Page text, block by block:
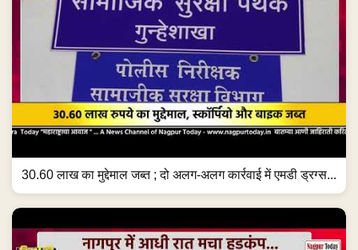
30.60 लाख का मुद्देमाल जब्त ; दो अलग-अलग कार्रवाई में एमडी ड्रग्स...